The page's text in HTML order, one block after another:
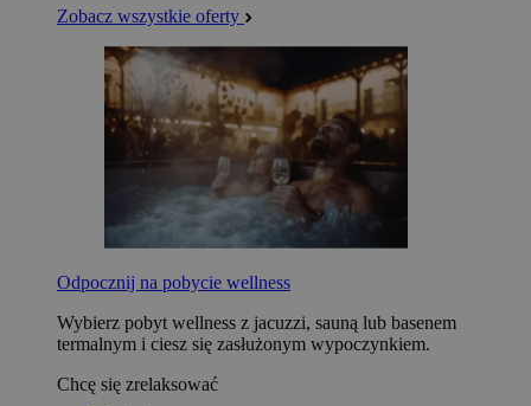
Zobacz wszystkie oferty
Odpocznij na pobycie wellness
Wybierz pobyt wellness z jacuzzi, sauną lub basenem
termalnym i ciesz się zasłużonym wypoczynkiem.
Chcę się zrelaksować